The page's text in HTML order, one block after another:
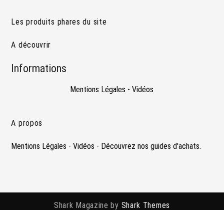
Les produits phares du site
A découvrir
Informations
Mentions Légales -Vidéos
A propos
Mentions Légales -Vidéos - Découvrez nos guides d'achats.
Shark Magazine by Shark Themes